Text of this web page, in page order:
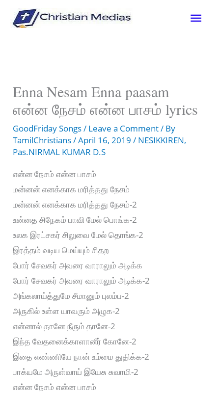
Enna Nesam Enna paasam
என்ன நேசம் என்ன பாசம் lyrics
GoodFriday Songs/ Leave a Comment/ By
TamilChristians/April 16, 2019/ NESIKKIREN,
Pas.NIRMAL KUMAR D.S
என்ன நேசம் என்ன பாசம்
மன்னன் எனக்காக மரித்தது நேசம்
மன்னன் எனக்காக மரித்தது நேசம்-2
உன்னத சிநேகம் பாவி மேல் பொங்க-2
உலக இரட்சகர் சிலுவை மேல் தொங்க-2
இரத்தம் வடிய மெய்யும் சிதற
போர் சேவகர் அவரை வாராலும் அடிக்க
போர் சேவகர் அவரை வாராலும் அடிக்க-2
அங்கலாய்த்துமே சீமானும் புலம்ப-2
அருகில் உள்ள யாவரும் அழுக-2
என்னால் தானே நீரும் தானே-2
இந்த வேதனைக்காளானீர் கோனே-2
இதை எண்ணியே நான் உம்மை துதிக்க-2
பாக்யமே அருள்வாய் இயேசு சுவாமி-2
என்ன நேசம் என்ன பாசம்